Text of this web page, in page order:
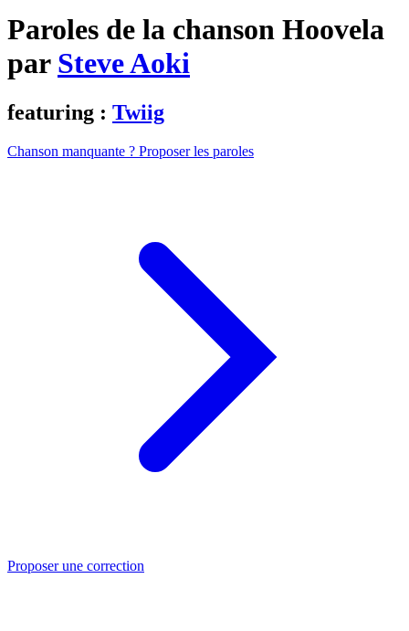
Paroles de la chanson Hoovela
par Steve Aoki
featuring : Twiig
Chanson manquante ? Proposer les paroles
Proposer une correction